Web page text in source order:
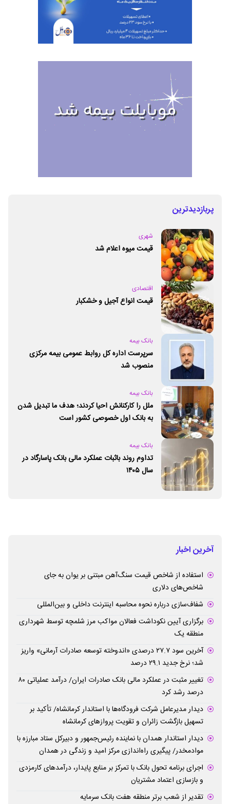
پربازدیدترین
شهری
قیمت میوه اعلام شد
اقتصادی
قیمت انواع آجیل و خشکبار
بانک بیمه
سرپرست اداره کل روابط عمومی بیمه مرکزی
منصوب شد
بانک بیمه
ملل را کارکنانش احیا کردند؛ هدف ما تبدیل شدن
به بانک اول خصوصی کشور است
بانک بیمه
تداوم روند باثبات عملکرد مالی بانک پاسارگاد در
سال ۱۴۰۵
آخرین اخبار
استفاده از شاخص قیمت سنگ‌آهن مبتنی بر یوان به جای
شاخص‌های دلاری
شفاف‌سازی درباره نحوه محاسبه اینترنت داخلی و بین‌المللی
برگزاری آیین نکوداشت فعالان مواکب مرز شلمچه توسط شهرداری
منطقه یک
آخرین سود ۲۷.۷ درصدی «اندوخته توسعه صادرات آرمانی» واریز
شد؛ نرخ جدید ۲۹.۱ درصد
تغییر مثبت در عملکرد مالی بانک صادرات ایران/ درآمد عملیاتی ۸۰
درصد رشد کرد
دیدار مدیرعامل شرکت فرودگاه‌ها با استاندار کرمانشاه/ تأکید بر
تسهیل بازگشت زائران و تقویت پروازهای کرمانشاه
دیدار استاندار همدان با نماینده رئیس‌جمهور و دبیرکل ستاد مبارزه با
موادمخدر/ پیگیری راه‌اندازی مرکز امید و زندگی در همدان
اجرای برنامه تحول بانک با تمرکز بر منابع پایدار، درآمدهای کارمزدی
و بازسازی اعتماد مشتریان
تقدیر از شعب برتر منطقه هفت بانک سرمایه